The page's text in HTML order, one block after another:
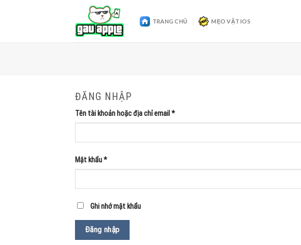
TRANG CHỦ MẸO VẶT IOS
ĐĂNG NHẬP
Tên tài khoản hoặc địa chỉ email *
Mật khẩu*
Ghi nhớ mật khẩu
Đăng nhập